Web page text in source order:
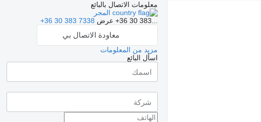
معلومات الاتصال بالبائع
المجر
+36 30 383... عرض +36 30 383 7338
معاودة الاتصال بي
مزيد من المعلومات
اسأل البائع